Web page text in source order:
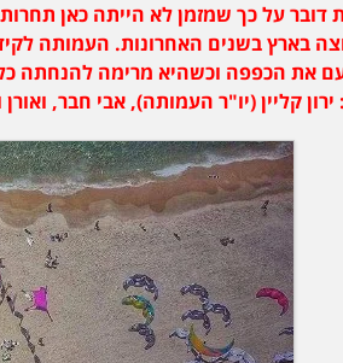
דובר על כך שמזמן לא הייתה כאן
בארץ בשנים האחרונות. העמותה
את הכפפה וכשהיא מרימה להנחתה כל
קליין (יו"ר העמותה), אבי חבר, ואורן